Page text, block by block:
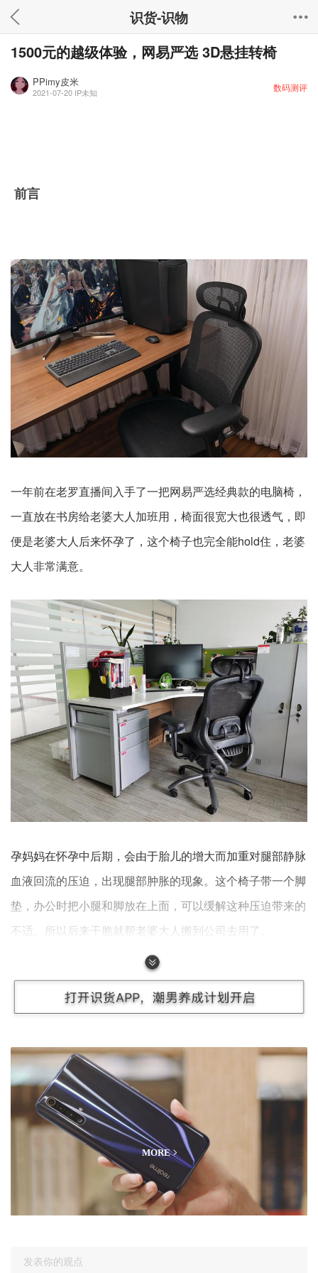
识货-识物
1500元的越级体验，网易严选 3D悬挂转椅
PPimy皮米
2021-07-20 IP未知 数码测评
前言
一年前在老罗直播间入手了一把网易严选经典款的电脑椅，
一直放在书房给老婆大人加班用，椅面很宽大也很透气，即
便是老婆大人后来怀孕了，这个椅子也完全能hold住，老婆
大人非常满意。
孕妈妈在怀孕中后期，会由于胎儿的增大而加重对腿部静脉
血液回流的压迫，出现腿部肿胀的现象。这个椅子带一个脚
垫，办公时把小腿和脚放在上面，可以缓解这种压迫带来的
不适。所以后来干脆就帮老婆大人搬到公司去用了。
数码测评
MORE
发表你的观点